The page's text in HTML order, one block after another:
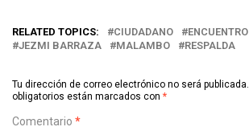
RELATED TOPICS: CIUDADANO
ENCUENTRO
JEZMI BARRAZA
MALAMBO RESPALDA
Tu dirección de correo electrónico no será publicada.
obligatorios están marcados con *
Comentario *